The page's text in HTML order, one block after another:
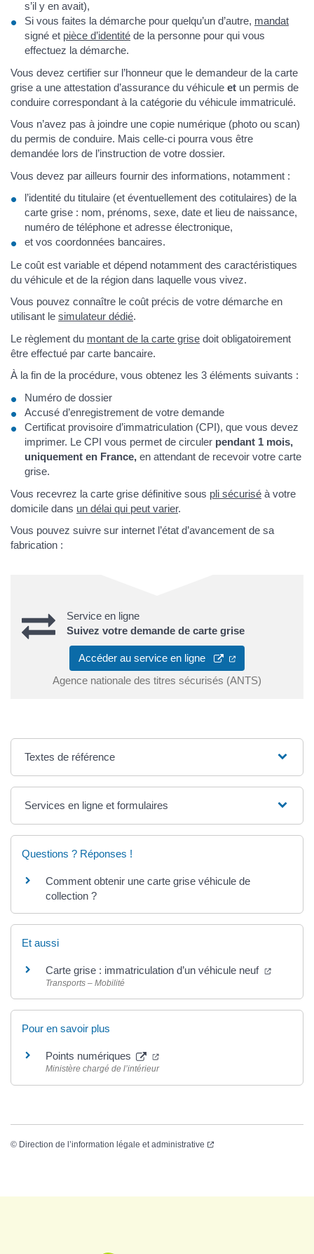
s’il y en avait),
Si vous faites la démarche pour quelqu’un d’autre, mandat
signé et pièce d’identité de la personne pour qui vous
effectuez la démarche.
Vous devez certifier sur l’honneur que le demandeur de la carte
grise a une attestation d’assurance du véhicule et un permis de
conduire correspondant à la catégorie du véhicule immatriculé.
Vous n’avez pas à joindre une copie numérique (photo ou scan)
du permis de conduire. Mais celle-ci pourra vous être
demandée lors de l’instruction de votre dossier.
Vous devez par ailleurs fournir des informations, notamment :
l’identité du titulaire (et éventuellement des cotitulaires) de la
carte grise : nom, prénoms, sexe, date et lieu de naissance,
numéro de téléphone et adresse électronique,
et vos coordonnées bancaires.
Le coût est variable et dépend notamment des caractéristiques
du véhicule et de la région dans laquelle vous vivez.
Vous pouvez connaître le coût précis de votre démarche en
utilisant le simulateur dédié.
Le règlement du montant de la carte grise doit obligatoirement
être effectué par carte bancaire.
À la fin de la procédure, vous obtenez les 3 éléments suivants :
Numéro de dossier
Accusé d’enregistrement de votre demande
Certificat provisoire d’immatriculation (CPI), que vous devez
imprimer. Le CPI vous permet de circuler pendant 1 mois,
uniquement en France, en attendant de recevoir votre carte
grise.
Vous recevrez la carte grise définitive sous pli sécurisé à votre
domicile dans un délai qui peut varier.
Vous pouvez suivre sur internet l’état d’avancement de sa
fabrication :
Service en ligne
Suivez votre demande de carte grise
Accéder au service en ligne
Agence nationale des titres sécurisés (ANTS)
Textes de référence
Services en ligne et formulaires
Questions ? Réponses !
Comment obtenir une carte grise véhicule de
collection ?
Et aussi
Carte grise : immatriculation d’un véhicule neuf
Transports – Mobilité
Pour en savoir plus
Points numériques
Ministère chargé de l’intérieur
© Direction de l’information légale et administrative